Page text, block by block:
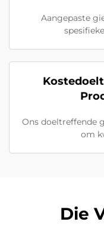
Aangepaste
Ons doeltreffende
om
Die